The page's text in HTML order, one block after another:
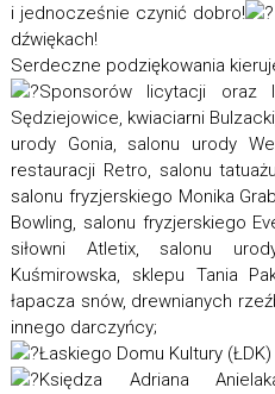
i jednocześnie czynić dobro!
dźwiękach!
Serdeczne podziękowania
Sponsorów licytacji oraz
Sędziejowice, kwiaciarni
urody Gonia, salonu urody
restauracji Retro, salonu
salonu fryzjerskiego Monika
Bowling, salonu fryzjerskiego
siłowni Atletix, salonu
Kuśmirowska, sklepu Tania
łapacza snów, drewnianych
innego darczyńcy;
Łaskiego Domu Kultury
Księdza Adriana